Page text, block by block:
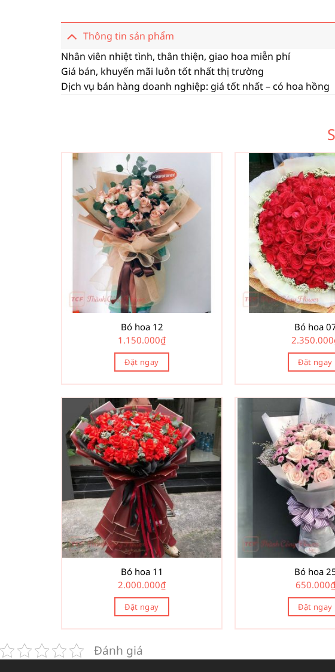
Thông tin sản phẩm
Nhân viên nhiệt tình, thân thiện, giao hoa miễn phí
Giá bán, khuyến mãi luôn tốt nhất thị trường
Dịch vụ bán hàng doanh nghiệp: giá tốt nhất – có hoa hồng
Bó hoa 12
1.150.000₫
Đặt ngay
Bó hoa
2.350.000
Đặt ngay
Bó hoa 11
2.000.000₫
Đặt ngay
Bó hoa
650.000₫
Đặt ngay
Đánh giá